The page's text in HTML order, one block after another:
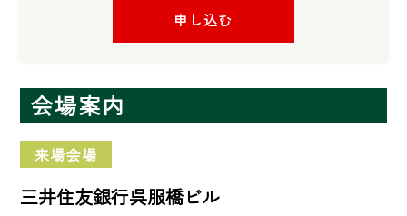
申し込む
会場案内
来場会場
三井住友銀行呉服橋ビル